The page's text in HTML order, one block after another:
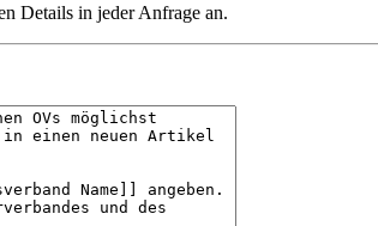
Details in jeder Anfrage an.